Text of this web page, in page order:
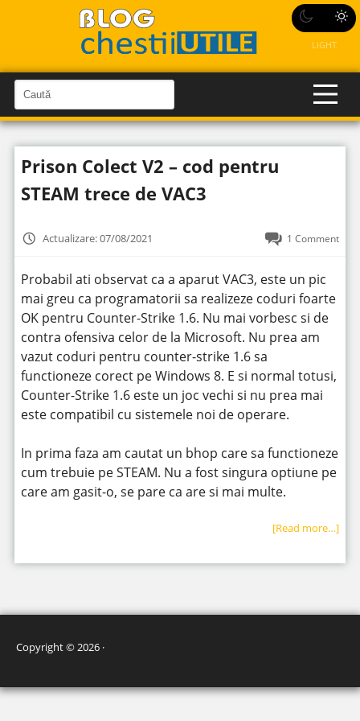
LIGHT
a
u
t
C
a
u
î
n
i
t
Prison Colect V2 – cod pentru
STEAM trece de VAC3
Actualizare: 07/08/2021 1 Comment
Probabil ati observat ca a aparut VAC3, este un pic
mai greu ca programatorii sa realizeze coduri foarte
OK pentru Counter-Strike 1.6. Nu mai vorbesc si de
contra ofensiva celor de la Microsoft. Nu prea am
vazut coduri pentru counter-strike 1.6 sa
functioneze corect pe Windows 8. E si normal totusi,
Counter-Strike 1.6 este un joc vechi si nu prea mai
este compatibil cu sistemele noi de operare.
In prima faza am cautat un bhop care sa functioneze
cum trebuie pe STEAM. Nu a fost singura optiune pe
care am gasit-o, se pare ca are si mai multe.
[Read more…]
Copyright © 2026 ·